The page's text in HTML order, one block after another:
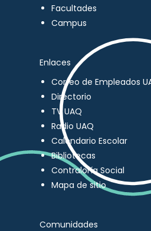
Facultades
Campus
Enlaces
Correo de Empleados
Directorio
TV UAQ
Radio UAQ
Calendario Escolar
Bibliotecas
Contraloría Social
Mapa de sitio
Comunidades